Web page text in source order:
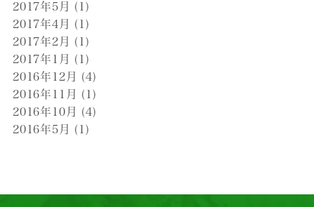
2017年5月 (1)
2017年4月 (1)
2017年2月 (1)
2017年1月 (1)
2016年12月 (4)
2016年11月 (1)
2016年10月 (4)
2016年5月 (1)